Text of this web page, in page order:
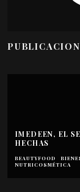
IMEDEEN, EL
HECHAS
BEAUTYFOOD
NUTRICOSMÉTICA